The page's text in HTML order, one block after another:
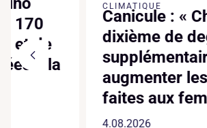
CLIMATIQUE
Canicule : « Chaque
dixième de degré
supplémentaire fait
augmenter les violences
faites aux femmes »